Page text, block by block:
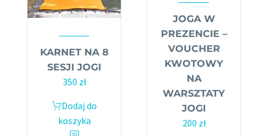
KARNET NA 8
SESJI JOGI
350 zł
Dodaj do
koszyka
JOGA W
PREZENCIE –
VOUCHER
KWOTOWY
NA
WARSZTATY
JOGI
200 zł